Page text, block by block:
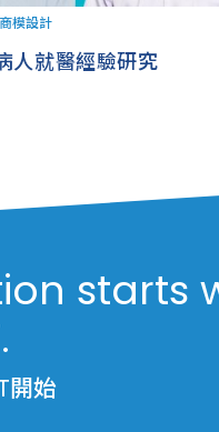
模設計
人就醫經驗研究
starts
開始